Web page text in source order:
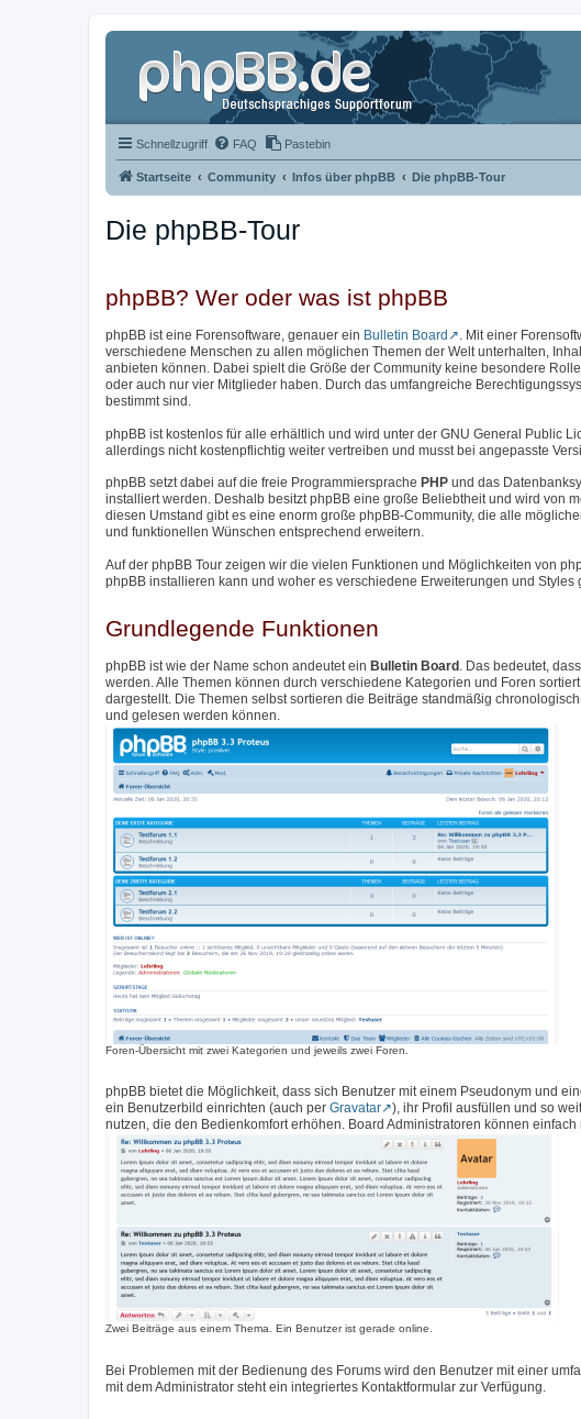
Schnellzugriff FAQ Pastebin
Startseite Community Infos über phpBB Die phpBB-Tour
Die phpBB-Tour
phpBB? Wer oder was ist phpBB
phpBB ist eine Forensoftware, genauer ein Bulletin Board
. Mit einer
verschiedene Menschen zu allen möglichen Themen der Welt unterhalten,
anbieten können. Dabei spielt die Größe der Community keine besondere
oder auch nur vier Mitglieder haben. Durch das umfangreiche
bestimmt sind.
phpBB ist kostenlos für alle erhältlich und wird unter der GNU General Public
allerdings nicht kostenpflichtig weiter vertreiben und musst bei angepasste
phpBB setzt dabei auf die freie Programmiersprache PHP und das
installiert werden. Deshalb besitzt phpBB eine große Beliebtheit und wird von
diesen Umstand gibt es eine enorm große phpBB-Community, die alle
und funktionellen Wünschen entsprechend erweitern.
Auf der phpBB Tour zeigen wir die vielen Funktionen und Möglichkeiten von
phpBB installieren kann und woher es verschiedene Erweiterungen und Styles
Grundlegende Funktionen
phpBB ist wie der Name schon andeutet ein Bulletin Board . Das bedeutet,
werden. Alle Themen können durch verschiedene Kategorien und Foren
dargestellt. Die Themen selbst sortieren die Beiträge standmäßig
und gelesen werden können.
Foren-Übersicht mit zwei Kategorien und jeweils zwei Foren.
phpBB bietet die Möglichkeit, dass sich Benutzer mit einem Pseudonym und
ein Benutzerbild einrichten (auch per Gravatar
), ihr Profil ausfüllen und so
nutzen, die den Bedienkomfort erhöhen. Board Administratoren können
Zwei Beiträge aus einem Thema. Ein Benutzer ist gerade online.
Bei Problemen mit der Bedienung des Forums wird den Benutzer mit einer
mit dem Administrator steht ein integriertes Kontaktformular zur Verfügung.